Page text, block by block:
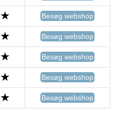
Besøg webshop
Besøg webshop
Besøg webshop
Besøg webshop
Besøg webshop